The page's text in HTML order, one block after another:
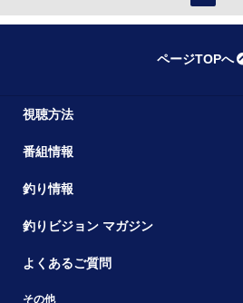
ページTOPへ
視聴方法
番組情報
釣り情報
釣りビジョン マガジン
よくあるご質問
その他